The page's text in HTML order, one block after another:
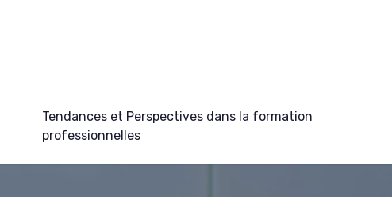
Tendances et Perspectives dans la formation
professionnelles